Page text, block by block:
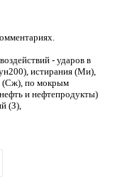
- ударов в
истирания (Ми),
(Сж), по мокрым
и нефтепродукты)
(З),